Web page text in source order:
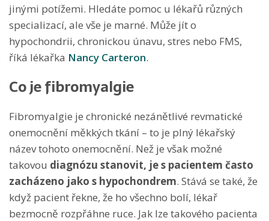
jinými potížemi. Hledáte pomoc u lékařů různých
specializací, ale vše je marné. Může jít o
hypochondrii, chronickou únavu, stres nebo FMS,
říká lékařka Nancy Carteron.
Co je fibromyalgie
Fibromyalgie je chronické nezánětlivé revmatické
onemocnění měkkých tkání – to je plný lékařský
název tohoto onemocnění. Než je však možné
takovou diagnózu stanovit, je s pacientem často
zacházeno jako s hypochondrem. Stává se také, že
když pacient řekne, že ho všechno bolí, lékař
bezmocně rozpřáhne ruce. Jak lze takového pacienta